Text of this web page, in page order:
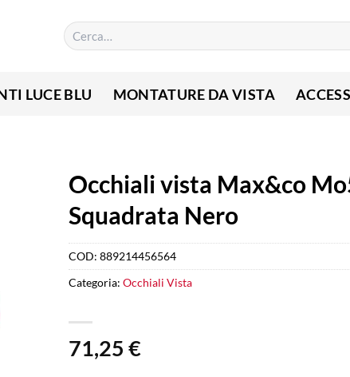
Cerca:
LUCE BLU MONTATURE DA VISTA
Occhiali vista Max&co
Squadrata Nero
71,25 €
COD: 889214456564
Categoria: Occhiali Vista